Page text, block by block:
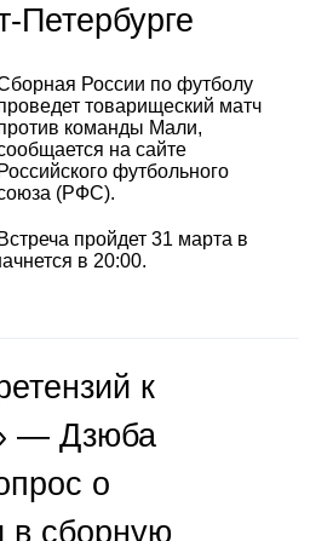
Петербурге
России по футболу
товарищеский матч
команды Мали,
на сайте
Российского футбольного
(РФС).
Встреча пройдет 31 марта в
в 20:00.
к
— Дзюба
о
в сборную